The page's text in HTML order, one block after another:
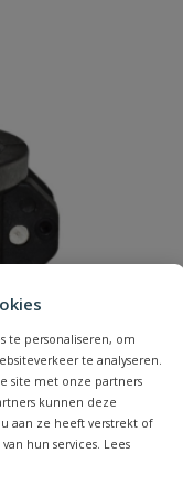
te personaliseren, om
te analyseren.
site met onze partners
kunnen deze
aan ze heeft verstrekt of
hun services. Lees